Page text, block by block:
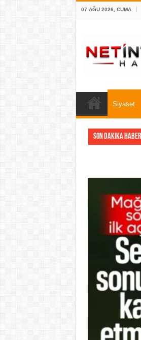
07 AĞU 2026, CUMA
Siyaset
Son Dakika